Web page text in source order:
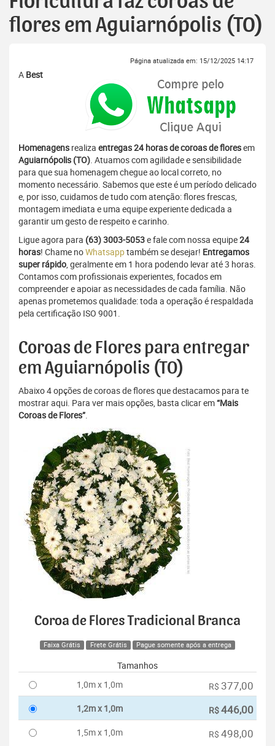
flores em Aguiarnópolis (TO)
Página atualizada em: 15/12/2025 14:17
A Best
Homenagens realiza entregas 24 horas de coroas de floresem
Aguiarnópolis (TO). Atuamos com agilidade e sensibilidade
para que sua homenagem chegue ao local correto, no
momento necessário. Sabemos que este é um período delicado
e, por isso, cuidamos de tudo com atenção: flores frescas,
montagem imediata e uma equipe experiente dedicada a
garantir um gesto de respeito e carinho.
Ligue agora para (63) 3003-5053e fale com nossa equipe24
horas! Chame noWhatsapptambém se desejar! Entregamos
super rápido, geralmente em 1 hora podendo levar até 3 horas.
Contamos com profissionais experientes, focados em
compreender e apoiar as necessidades de cada família. Não
apenas prometemos qualidade: toda a operação é respaldada
pela certificação ISO 9001.
Coroas de Flores para entregar
em Aguiarnópolis (TO)
Abaixo 4 opções de coroas de flores que destacamos para te
mostrar aqui. Para ver mais opções, basta clicar em“Mais
Coroas de Flores”.
Coroa de Flores Tradicional Branca
Faixa Grátis Frete Grátis Pague somente após a entrega
Tamanhos
1,0m x 1,0m
R$ 377,00
1,2m x 1,0m R$446,00
1,5m x 1,0m R$ 498,00